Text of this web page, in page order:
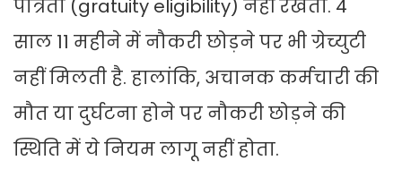
पात्रता (gratuity eligibility) नहीं रखता. 4
साल 11 महीने में नौकरी छोड़ने पर भी ग्रेच्युटी
नहीं मिलती है. हालांकि, अचानक कर्मचारी की
मौत या दुर्घटना होने पर नौकरी छोड़ने की
स्थिति में ये नियम लागू नहीं होता.